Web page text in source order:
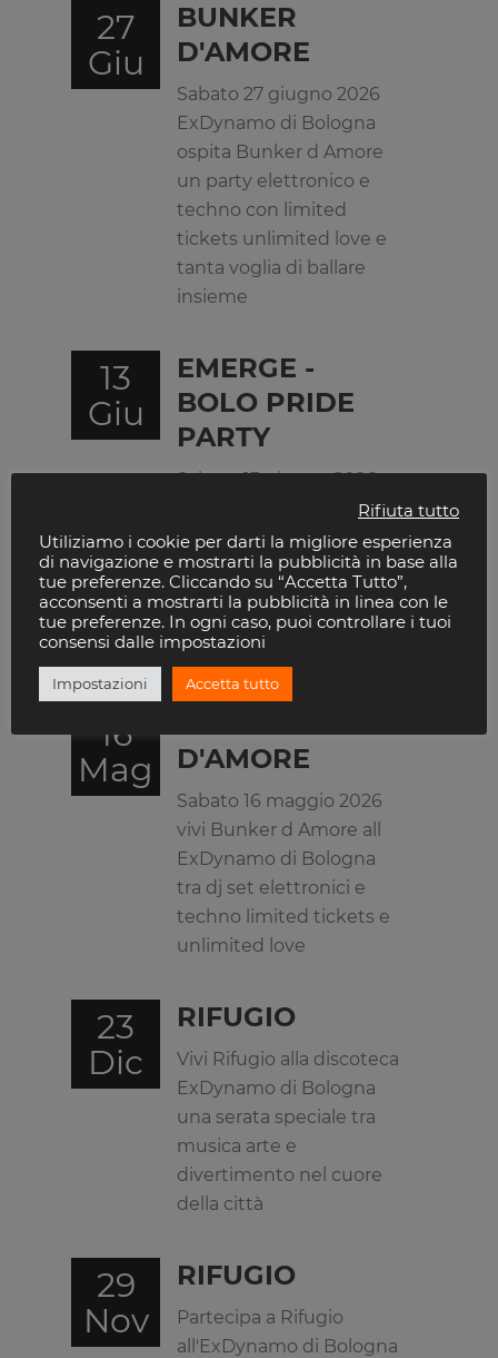
27
Giu
BUNKER
D'AMORE
Sabato 27 giugno 2026
ExDynamo di Bologna
ospita Bunker d Amore
un party elettronico e
techno con limited
tickets unlimited love e
tanta voglia di ballare
insieme
13
Giu
EMERGE -
BOLO PRIDE
PARTY
Sabato 13 giugno 2026
Emerge Bolo Pride Party
accende ExDynamo di
Bologna con dj set live e
installazioni per una
notte di musica techno
e orgoglio
16
Mag
D'AMORE
Sabato 16 maggio 2026
vivi Bunker d Amore all
ExDynamo di Bologna
tra dj set elettronici e
techno limited tickets e
unlimited love
23
Dic
RIFUGIO
Vivi Rifugio alla discoteca
ExDynamo di Bologna
una serata speciale tra
musica arte e
divertimento nel cuore
della città
29
Nov
RIFUGIO
Partecipa a Rifugio
all'ExDynamo di Bologna
Rifiuta tutto
Utiliziamo i cookie per darti la migliore esperienza
di navigazione e mostrarti la pubblicità in base alla
tue preferenze. Cliccando su “Accetta Tutto”,
acconsenti a mostrarti la pubblicità in linea con le
tue preferenze. In ogni caso, puoi controllare i tuoi
consensi dalle impostazioni
Impostazioni Accetta tutto